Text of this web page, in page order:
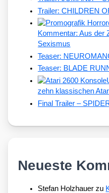
Trailer: CHILDREN
Kommentar: Aus der
Sexismus
Teaser:
Teaser: BLADE
zehn klassischen
Final Trailer –
Neueste
Stefan Holzhauer zu